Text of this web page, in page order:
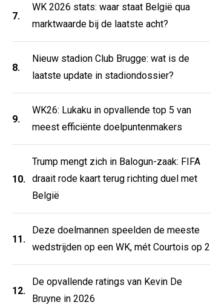
7.
WK 2026 stats: waar staat België qua
marktwaarde bij de laatste acht?
8.
Nieuw stadion Club Brugge: wat is de
laatste update in stadiondossier?
9.
WK26: Lukaku in opvallende top 5 van
meest efficiënte doelpuntenmakers
10.
Trump mengt zich in Balogun-zaak: FIFA
draait rode kaart terug richting duel met
België
11.
Deze doelmannen speelden de meeste
wedstrijden op een WK, mét Courtois op 2
12.
De opvallende ratings van Kevin De
Bruyne in 2026